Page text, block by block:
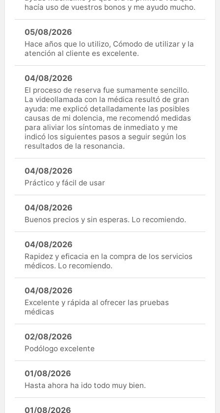
hacía uso de vuestros bonos y me ayudo mucho.
05/08/2026
Hace años que lo utilizo, Cómodo de utilizar y la
atención al cliente es excelente.
04/08/2026
El proceso de reserva fue sumamente sencillo.
La videollamada con la médica resultó de gran
ayuda: me explicó detalladamente las posibles
causas de mi dolencia, me recomendó medidas
para aliviar los síntomas de inmediato y me
indicó los siguientes pasos a seguir según los
resultados de la resonancia.
04/08/2026
Práctico y fácil de usar
04/08/2026
Buenos precios y sin esperas. Lo recomiendo.
04/08/2026
Rapidez y eficacia en la compra de los servicios
médicos. Lo recomiendo.
04/08/2026
Excelente y rápida al ofrecer las pruebas
médicas
02/08/2026
Podólogo excelente
01/08/2026
Hasta ahora ha ido todo muy bien.
01/08/2026